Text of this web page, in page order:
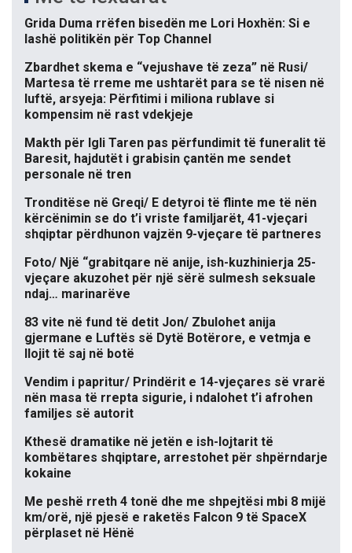
Grida Duma rrëfen bisedën me Lori Hoxhën: Si e
lashë politikën për Top Channel
Zbardhet skema e “vejushave të zeza” në Rusi/
Martesa të rreme me ushtarët para se të nisen në
luftë, arsyeja: Përfitimi i miliona rublave si
kompensim në rast vdekjeje
Makth për Igli Taren pas përfundimit të funeralit të
Baresit, hajdutët i grabisin çantën me sendet
personale në tren
Tronditëse në Greqi/ E detyroi të flinte me të nën
kërcënimin se do t’i vriste familjarët, 41-vjeçari
shqiptar përdhunon vajzën 9-vjeçare të partneres
Foto/ Një “grabitqare në anije, ish-kuzhinierja 25-
vjeçare akuzohet për një sërë sulmesh seksuale
ndaj… marinarëve
83 vite në fund të detit Jon/ Zbulohet anija
gjermane e Luftës së Dytë Botërore, e vetmja e
llojit të saj në botë
Vendim i papritur/ Prindërit e 14-vjeçares së vrarë
nën masa të rrepta sigurie, i ndalohet t’i afrohen
familjes së autorit
Kthesë dramatike në jetën e ish-lojtarit të
kombëtares shqiptare, arrestohet për shpërndarje
kokaine
Me peshë rreth 4 tonë dhe me shpejtësi mbi 8 mijë
km/orë, një pjesë e raketës Falcon 9 të SpaceX
përplaset në Hënë